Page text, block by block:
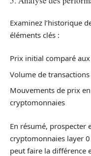
Examinez l’historique
éléments clés :
Prix initial comparé
Volume de
Mouvements de prix
cryptomonnaies
En résumé, prospecter
cryptomonnaies layer
peut faire la différence